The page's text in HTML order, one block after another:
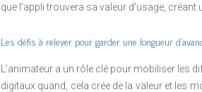
que l’appli trouvera sa valeur d’usage,
Les défis à relever pour garder une longueur
L’animateur a un rôle clé pour mobiliser les
digitaux quand, cela crée de la valeur et les